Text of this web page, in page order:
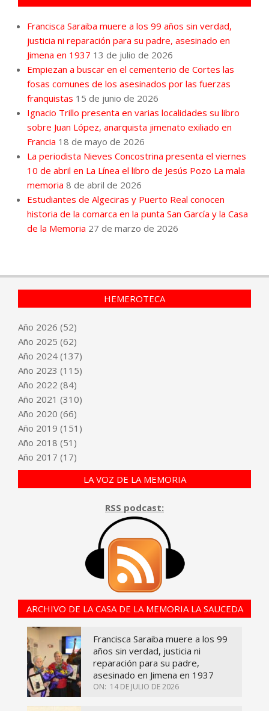
Francisca Saraiba muere a los 99 años sin verdad,
justicia ni reparación para su padre, asesinado en
Jimena en 1937 13 de julio de 2026
Empiezan a buscar en el cementerio de Cortes las
fosas comunes de los asesinados por las fuerzas
franquistas 15 de junio de 2026
Ignacio Trillo presenta en varias localidades su libro
sobre Juan López, anarquista jimenato exiliado en
Francia 18 de mayo de 2026
La periodista Nieves Concostrina presenta el viernes
10 de abril en La Línea el libro de Jesús Pozo La mala
memoria 8 de abril de 2026
Estudiantes de Algeciras y Puerto Real conocen
historia de la comarca en la punta San García y la Casa
de la Memoria 27 de marzo de 2026
HEMEROTECA
Año 2026 (52)
Año 2025 (62)
Año 2024 (137)
Año 2023 (115)
Año 2022 (84)
Año 2021 (310)
Año 2020 (66)
Año 2019 (151)
Año 2018 (51)
Año 2017 (17)
LA VOZ DE LA MEMORIA
RSS podcast:
ARCHIVO DE LA CASA DE LA MEMORIA LA SAUCEDA
Francisca Saraiba muere a los 99
años sin verdad, justicia ni
reparación para su padre,
asesinado en Jimena en 1937
ON: 14 DE JULIO DE 2026